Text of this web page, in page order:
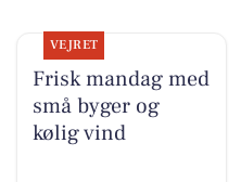
VEJRET
Frisk mandag med
små byger og
kølig vind